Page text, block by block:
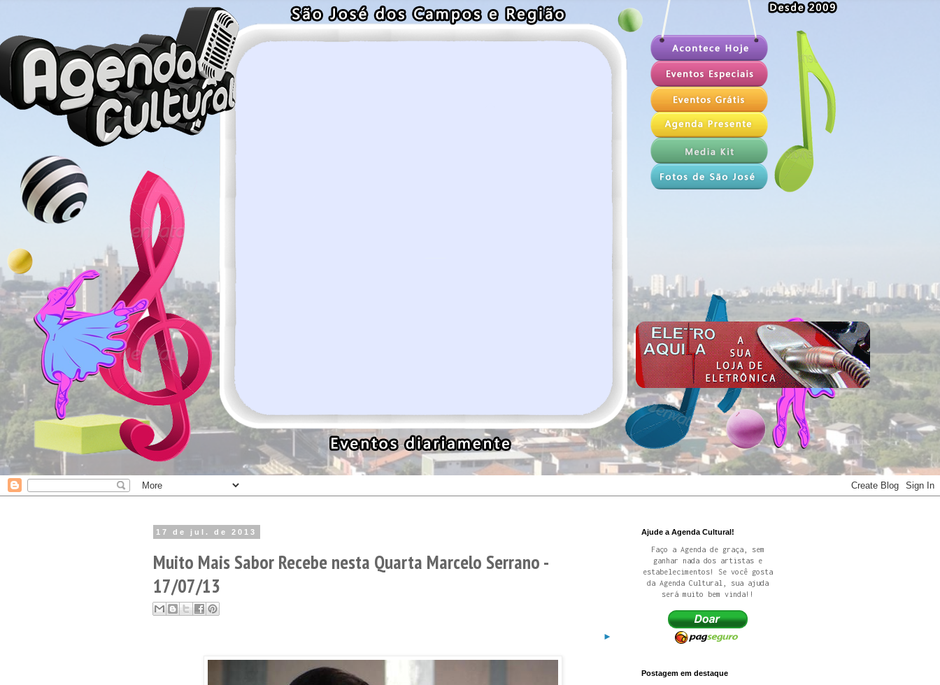
17 de jul. de 2013
Muito Mais Sabor Recebe nesta Quarta Marcelo Serrano -
17/07/13
►
Ajude a Agenda Cultural!
Faço a Agenda de graça, sem
ganhar nada dos artistas e
estabelecimentos! Se você gosta
da Agenda Cultural, sua ajuda
será muito bem vinda!!
Postagem em destaque